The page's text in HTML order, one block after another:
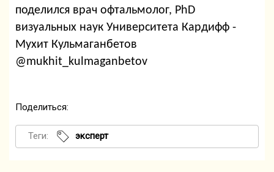
поделился врач офтальмолог, PhD
визуальных наук Университета Кардифф -
Мухит Кульмаганбетов
@mukhit_kulmaganbetov
Поделиться:
Теги: эксперт